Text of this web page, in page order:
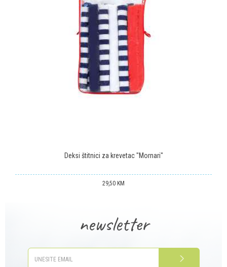
POŠALJI
Deksi štitnici za krevetac "Mornari"
29,50 KM
newsletter
PRIJAVITE SE